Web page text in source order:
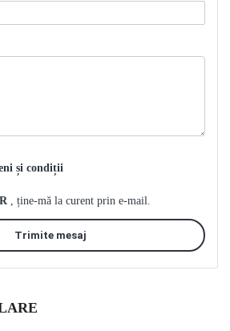
și condiții
, ține-mă la curent prin e-mail.
Trimite mesaj